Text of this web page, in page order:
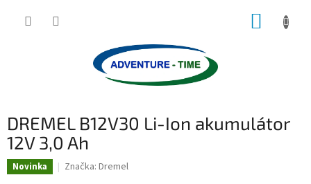
DREMEL B12V30 Li-Ion akumulátor
12V 3,0 Ah
Novinka Značka: Dremel